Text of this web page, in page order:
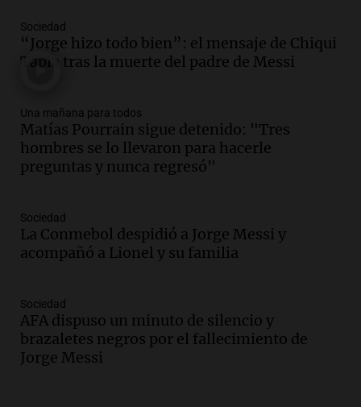
Episodios
Audio.Estiman que la inflación nacional
de julio será menor al 2,9% registrado
Una mañana para todos
Episodios
Audio.Altas Cumbres: rescataron a una
cabra que llevaba ocho días atrapada en
Episodios
Audio.Chile planteó mejorar la
conectividad fronteriza, aérea y digital
Panorama Federal
Episodios
Audio. Del fitness a la longevidad: por
qué crece el consumo de alimentos con
Sociedad
“Jorge hizo todo bien”: el mensaje de Chiqui
Tapia tras la muerte del padre de Messi
Una mañana para todos
Matías Pourrain sigue detenido: "Tres
hombres se lo llevaron para hacerle
preguntas y nunca regresó"
Sociedad
La Conmebol despidió a Jorge Messi y
acompañó a Lionel y su familia
Sociedad
AFA dispuso un minuto de silencio y
brazaletes negros por el fallecimiento de
Jorge Messi